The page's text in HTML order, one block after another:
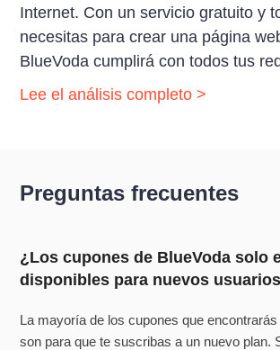
Internet. Con un servicio gratuito y
necesitas para crear una página
BlueVoda cumplirá con todos tus
Lee el análisis completo >
Preguntas frecuentes
¿Los cupones de BlueVoda solo
disponibles para nuevos
La mayoría de los cupones que encontrarás
son para que te suscribas a un nuevo plan.